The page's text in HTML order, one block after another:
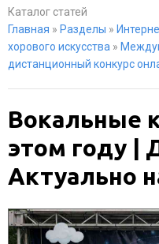
Каталог статей
Главная » Разделы »
хорового искусства »
дистанционный конкурс
Вокальные
этом году |
Актуально